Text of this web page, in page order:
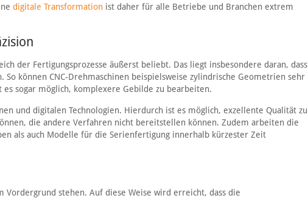
digitale Transformationist daher für alle Betriebe und Branchen extrem
der Fertigungsprozesse äußerst beliebt. Das liegt insbesondere daran, dass
können CNC-Drehmaschinen beispielsweise zylindrische Geometrien sehr
sogar möglich, komplexere Gebilde zu bearbeiten.
und digitalen Technologien. Hierdurch ist es möglich, exzellente Qualität zu
die andere Verfahren nicht bereitstellen können. Zudem arbeiten die
als auch Modelle für die Serienfertigung innerhalb kürzester Zeit
stehen. Auf diese Weise wird erreicht, dass die